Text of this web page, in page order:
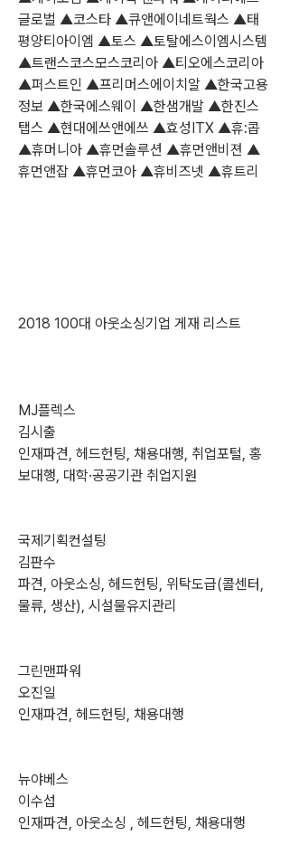
글로벌 ▲코스타 ▲큐앤에이네트웍스 ▲태
평양티아이엠 ▲토스 ▲토탈에스이엠시스템
▲트랜스코스모스코리아 ▲티오에스코리아
▲퍼스트인 ▲프리머스에이치알 ▲한국고용
정보 ▲한국에스웨이 ▲한샘개발 ▲한진스
탭스 ▲현대에쓰앤에쓰 ▲효성ITX ▲휴:콥
▲휴머니아 ▲휴먼솔루션 ▲휴먼앤비젼 ▲
휴먼앤잡 ▲휴먼코아 ▲휴비즈넷 ▲휴트리
2018 100대 아웃소싱기업 게재 리스트
MJ플렉스
김시출
인재파견, 헤드헌팅, 채용대행, 취업포털, 홍
보대행, 대학·공공기관 취업지원
국제기획컨설팅
김판수
파견, 아웃소싱, 헤드헌팅, 위탁도급(콜센터,
물류, 생산), 시설물유지관리
그린맨파워
오진일
인재파견, 헤드헌팅, 채용대행
뉴야베스
이수섭
인재파견, 아웃소싱 , 헤드헌팅, 채용대행